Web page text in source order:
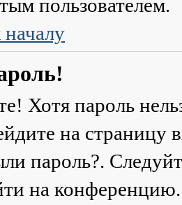
пользователем.
Хотя пароль
на страницу
пароль?.
на конференцию.